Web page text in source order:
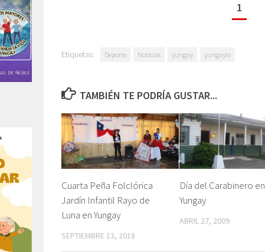
1
Etiquetas: Deporte Noticias yungay yungayio
TAMBIÉN TE PODRÍA GUSTAR...
Cuarta Peña Folclórica
Jardín Infantil Rayo de
Luna en Yungay
SEPTIEMBRE 13, 2018
Día del Carabinero en
Yungay
ABRIL 27, 2009